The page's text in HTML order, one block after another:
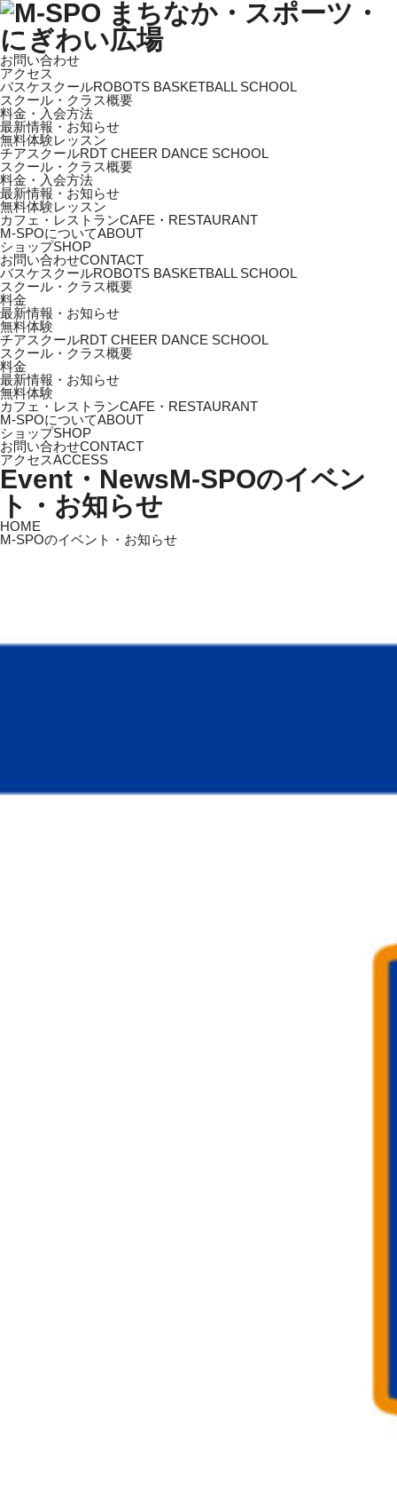
お問い合わせ
アクセス
バスケスクールROBOTS BASKETBALL SCHOOL
スクール・クラス概要
料金・入会方法
最新情報・お知らせ
無料体験レッスン
チアスクールRDT CHEER DANCE SCHOOL
スクール・クラス概要
料金・入会方法
最新情報・お知らせ
無料体験レッスン
カフェ・レストランCAFE・RESTAURANT
M-SPOについてABOUT
ショップSHOP
お問い合わせCONTACT
バスケスクールROBOTS BASKETBALL SCHOOL
スクール・クラス概要
料金
最新情報・お知らせ
無料体験
チアスクールRDT CHEER DANCE SCHOOL
スクール・クラス概要
料金
最新情報・お知らせ
無料体験
カフェ・レストランCAFE・RESTAURANT
M-SPOについてABOUT
ショップSHOP
お問い合わせCONTACT
アクセスACCESS
Event・NewsM-SPOのイベン
ト・お知らせ
HOME
M-SPOのイベント・お知らせ